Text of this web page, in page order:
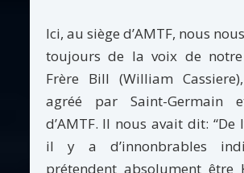
Ici, au siège d’AMTF, nous
toujours de la voix de
Frère Bill (William
agréé par Saint-Germain
d’AMTF. Il nous avait dit: “De
il y a d’innonbrables
prétendent absolument être